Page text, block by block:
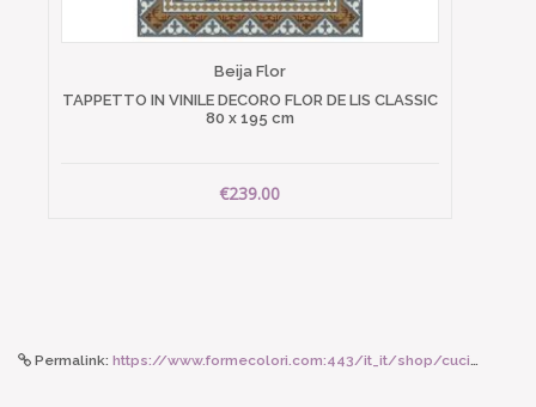
Beija Flor
TAPPETTO IN VINILE DECORO FLOR DE LIS CLASSIC
80 x 195 cm
€239.00
Permalink: https://www.formecolori.com:443/it_it/shop/cucina/tovaglie/les_jacquard_francais_gipsy_striscia_da_tavola_gipsy_cotone_azur/6337